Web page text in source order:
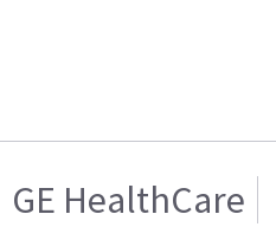
GE HealthCare